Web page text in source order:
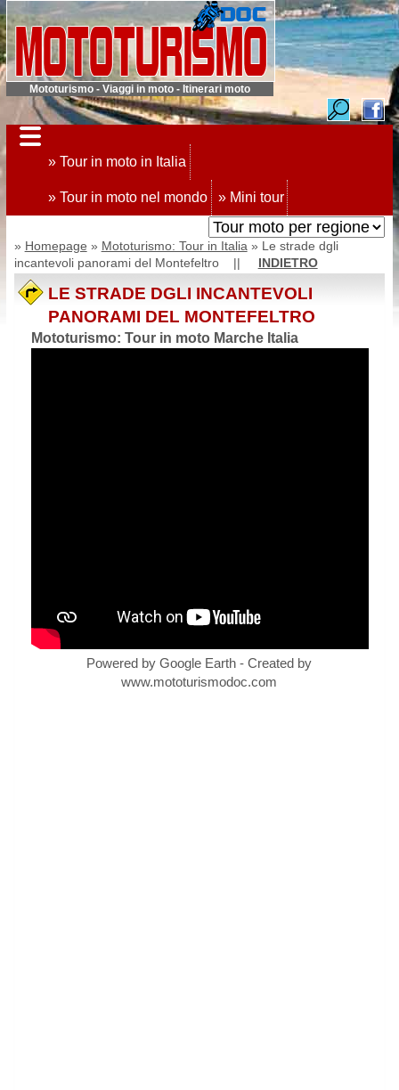
Mototurismo - Viaggi in moto - Itinerari moto
» Tour in moto in Italia
» Tour in moto nel mondo » Mini tour
» Homepage » Mototurismo: Tour in Italia » Le strade dgli
incantevoli panorami del Montefeltro || INDIETRO
LE STRADE DGLI INCANTEVOLI
PANORAMI DEL MONTEFELTRO
Mototurismo: Tour in moto Marche Italia
Powered by Google Earth - Created by
www.mototurismodoc.com